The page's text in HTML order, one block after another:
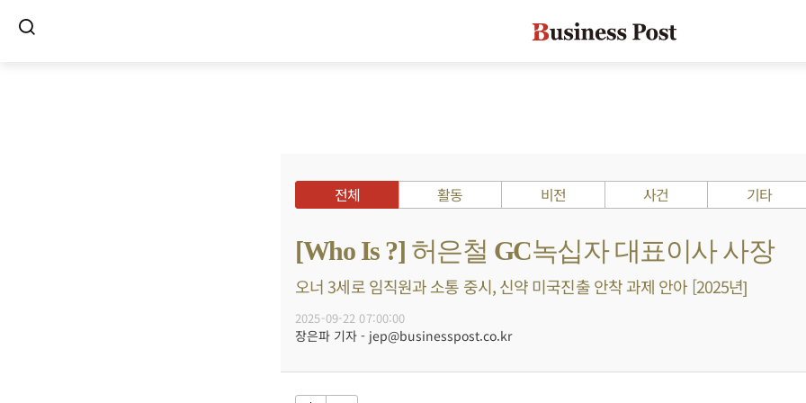
전체 활동 비전 사건 기타
[Who Is ?] 허은철 GC녹십자 대표이사 사장
오너 3세로 임직원과 소통 중시, 신약 미국진출 안착 과제 안아 [2025년]
2025-09-22 07:00:00
장은파 기자 - jep@businesspost.co.kr